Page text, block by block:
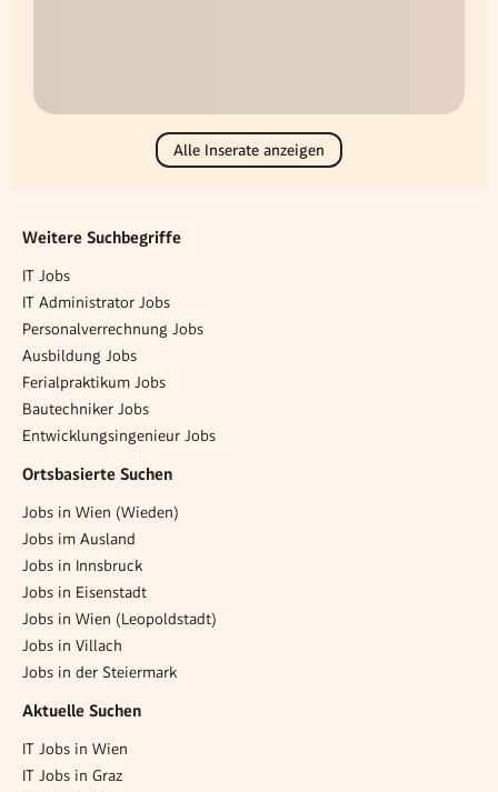
Alle Inserate anzeigen
Weitere Suchbegriffe
IT Jobs
IT Administrator Jobs
Personalverrechnung Jobs
Ausbildung Jobs
Ferialpraktikum Jobs
Bautechniker Jobs
Entwicklungsingenieur Jobs
Ortsbasierte Suchen
Jobs in Wien (Wieden)
Jobs im Ausland
Jobs in Innsbruck
Jobs in Eisenstadt
Jobs in Wien (Leopoldstadt)
Jobs in Villach
Jobs in der Steiermark
Aktuelle Suchen
IT Jobs in Wien
IT Jobs in Graz